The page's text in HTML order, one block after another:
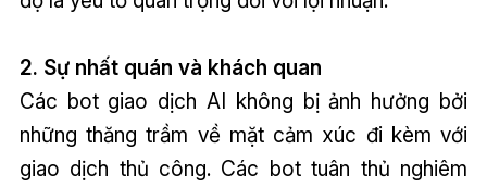
2. Sự nhất quán và khách quan
Các bot giao dịch AI không bị ảnh hưởng bởi
những thăng trầm về mặt cảm xúc đi kèm với
giao dịch thủ công. Các bot tuân thủ nghiêm